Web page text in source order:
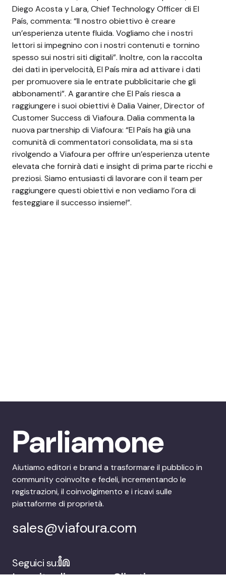
Diego Acosta y Lara, Chief Technology Officer di El
País, commenta: “Il nostro obiettivo è creare
un’esperienza utente fluida. Vogliamo che i nostri
lettori si impegnino con i nostri contenuti e tornino
spesso sui nostri siti digitali”. Inoltre, con la raccolta
dei dati in ipervelocità, El País mira ad attivare i dati
per promuovere sia le entrate pubblicitarie che gli
abbonamenti”. A garantire che El País riesca a
raggiungere i suoi obiettivi è Dalia Vainer, Director of
Customer Success di Viafoura. Dalia commenta la
nuova partnership di Viafoura: “El País ha già una
comunità di commentatori consolidata, ma si sta
rivolgendo a Viafoura per offrire un’esperienza utente
elevata che fornirà dati e insight di prima parte ricchi e
preziosi. Siamo entusiasti di lavorare con il team per
raggiungere questi obiettivi e non vediamo l’ora di
festeggiare il successo insieme!”.
Parliamone
Aiutiamo editori e brand a trasformare il pubblico in
community coinvolte e fedeli, incrementando le
registrazioni, il coinvolgimento e i ricavi sulle
piattaforme di proprietà.
sales@viafoura.com
Seguici su:
La suite di Clienti